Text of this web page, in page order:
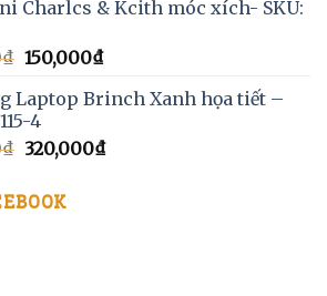
Charlcs & Kcith móc xích- SKU:
₫ 150,000₫
Laptop Brinch Xanh họa tiết –
4
₫ 320,000₫